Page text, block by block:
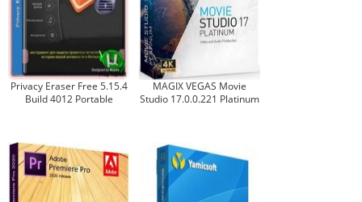
Privacy Eraser Free 5.15.4
Build 4012 Portable
MAGIX VEGAS Movie
Studio 17.0.0.221 Platinum